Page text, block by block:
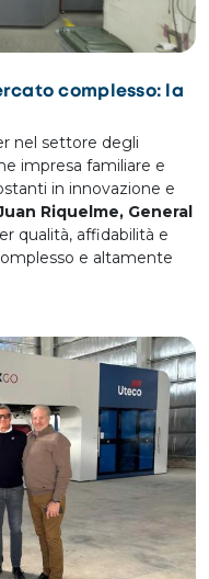
complesso: la
nel settore degli
impresa familiare e
in innovazione e
Riquelme, General
qualità, affidabilità e
e altamente